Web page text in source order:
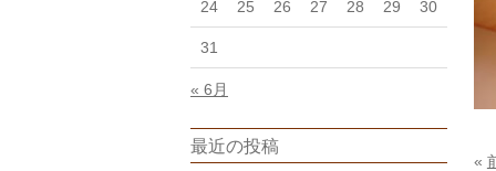
24 25 26 27 28 29 30
31
« 6月
最近の投稿
«